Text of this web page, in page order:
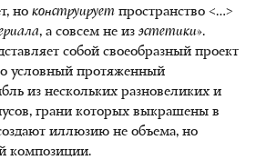
но конструирует пространство <…>
, а совсем не из эстетики».
собой своеобразный проект
условный протяженный
из нескольких разновеликих и
грани которых выкрашены в
иллюзию не объема, но
композиции.